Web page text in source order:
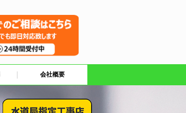
会社概要